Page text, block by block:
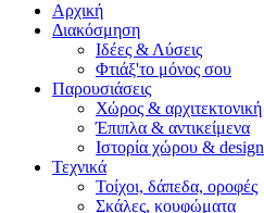
Αρχική
Διακόσμηση
Ιδέες & Λύσεις
Φτιάξ'το μόνος σου
Παρουσιάσεις
Χώρος & αρχιτεκτονική
Έπιπλα & αντικείμενα
Ιστορία χώρου & design
Τεχνικά
Τοίχοι, δάπεδα, οροφές
Σκάλες, κουφώματα